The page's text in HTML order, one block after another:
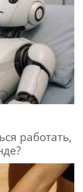
работать,